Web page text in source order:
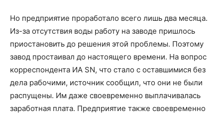
Но предприятие проработало всего лишь два месяца.
Из-за отсутствия воды работу на заводе пришлось
приостановить до решения этой проблемы. Поэтому
завод простаивал до настоящего времени. На вопрос
корреспондента ИА SN, что стало с оставшимися без
дела рабочими, источник сообщил, что они не были
распущены. Им даже своевременно выплачивалась
заработная плата. Предприятие также своевременно